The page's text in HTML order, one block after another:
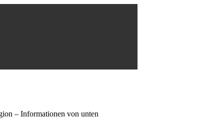
– Informationen von unten